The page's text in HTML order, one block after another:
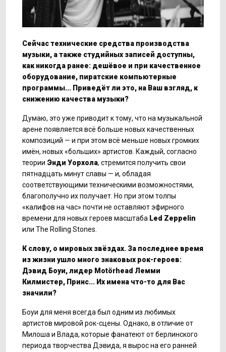
Сейчас технические средства производства
музыки, а также студийных записей доступны,
как никогда ранее: дешёвое и при качественное
оборудование, пиратские компьютерные
программы... Приведёт ли это, на Ваш взгляд, к
снижению качества музыки?
Думаю, это уже приводит к тому, что на музыкальной
арене появляется всё больше новых качественных
композиций — и при этом всё меньше новых громких
имён, новых «больших» артистов. Каждый, согласно
теории Энди Уорхола, стремится получить свои
пятнадцать минут славы — и, обладая
соответствующими техническими возможностями,
благополучно их получает. Но при этом толпы
«калифов на час» почти не оставляют эфирного
времени для новых героев масштаба Led Zeppelin
или The Rolling Stones.
К слову, о мировых звёздах. За последнее время
из жизни ушло много знаковых рок-героев:
Дэвид Боуи, лидер Motörhead Лемми
Килмистер, Принс... Их имена что-то для Вас
значили?
Боуи для меня всегда был одним из любимых
артистов мировой рок-сцены. Однако, в отличие от
Милоша и Влада, которые фанатеют от берлинского
периода творчества Дэвида, я вырос на его ранней